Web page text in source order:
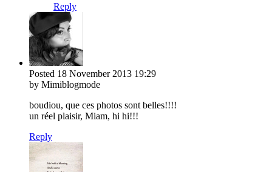
Reply
Posted 18 November 2013 19:29
by Mimiblogmode
boudiou, que ces photos sont belles!!!!
un réel plaisir, Miam, hi hi!!!
Reply